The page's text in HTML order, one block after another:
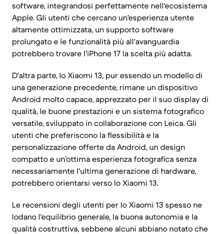
software, integrandosi perfettamente nell'ecosistema
Apple. Gli utenti che cercano un'esperienza utente
altamente ottimizzata, un supporto software
prolungato e le funzionalità più all'avanguardia
potrebbero trovare l'iPhone 17 la scelta più adatta.
D'altra parte, lo Xiaomi 13, pur essendo un modello di
una generazione precedente, rimane un dispositivo
Android molto capace, apprezzato per il suo display di
qualità, le buone prestazioni e un sistema fotografico
versatile, sviluppato in collaborazione con Leica. Gli
utenti che preferiscono la flessibilità e la
personalizzazione offerte da Android, un design
compatto e un'ottima esperienza fotografica senza
necessariamente l'ultima generazione di hardware,
potrebbero orientarsi verso lo Xiaomi 13.
Le recensioni degli utenti per lo Xiaomi 13 spesso ne
lodano l'equilibrio generale, la buona autonomia e la
qualità costruttiva, sebbene alcuni abbiano notato che